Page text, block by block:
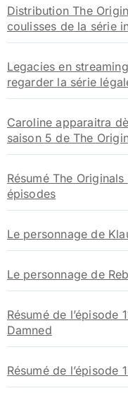
Distribution The
coulisses de la série
Legacies en
regarder la série
Caroline apparaitra
saison 5 de The
Résumé The
épisodes
Le personnage de
Le personnage de
Résumé de l’épisode
Damned
Résumé de l’épisode